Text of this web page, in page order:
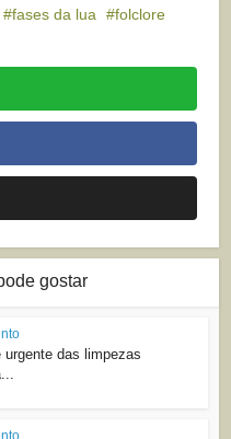
fases da lua
folclore
gostar
urgente das limpezas